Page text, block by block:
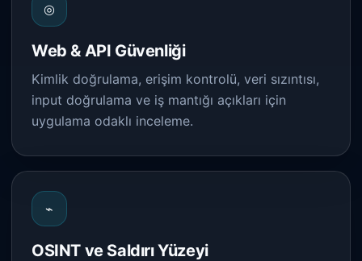
◎
Web & API Güvenliği
Kimlik doğrulama, erişim kontrolü, veri sızıntısı,
input doğrulama ve iş mantığı açıkları için
uygulama odaklı inceleme.
⌁
OSINT ve Saldırı Yüzeyi